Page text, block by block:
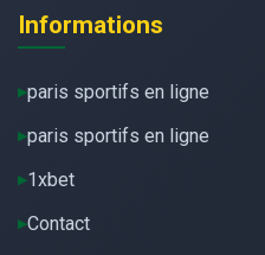
Informations
paris sportifs en ligne
paris sportifs en ligne
1xbet
Contact